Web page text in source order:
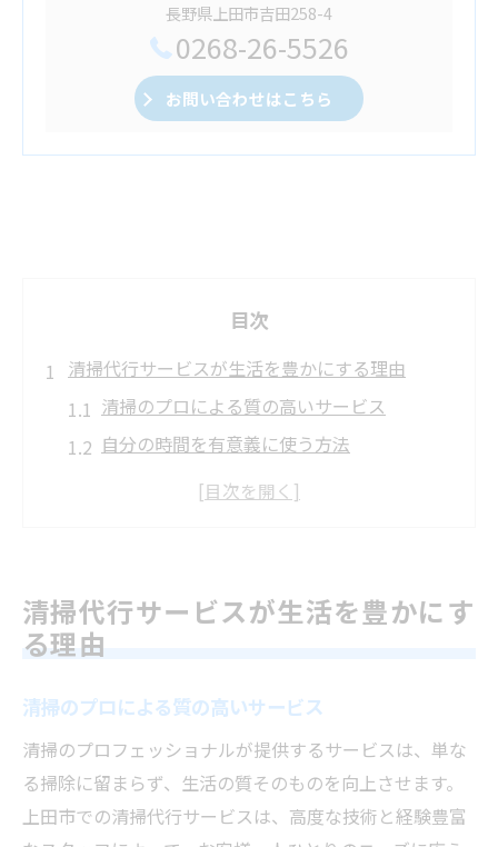
長野県上田市吉田258-4
0268-26-5526
お問い合わせはこちら
目次
清掃代行サービスが生活を豊かにする理由
清掃のプロによる質の高いサービス
自分の時間を有意義に使う方法
ストレスフリーな生活空間の実現
環境に優しい清掃の選択
上田市における清掃代行業者の選び方ガイド
口コミと評価を活用する
サービス内容を比較するポイント
地域密着型の業者を選ぶ利点
料金体系を理解する方法
清掃代行サービスが生活を豊かにす
る理由
清掃のプロによる質の高いサービス
清掃のプロフェッショナルが提供するサービスは、単な
る掃除に留まらず、生活の質そのものを向上させます。
上田市での清掃代行サービスは、高度な技術と経験豊富